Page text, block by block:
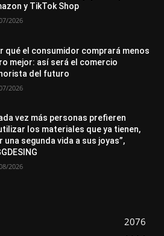
y TikTok Shop
2026
qué el consumidor comprará menos
mejor: así será el comercio
del futuro
2026
vez más personas prefieren
los materiales que ya tienen,
una segunda vida a sus joyas”,
2026
2076